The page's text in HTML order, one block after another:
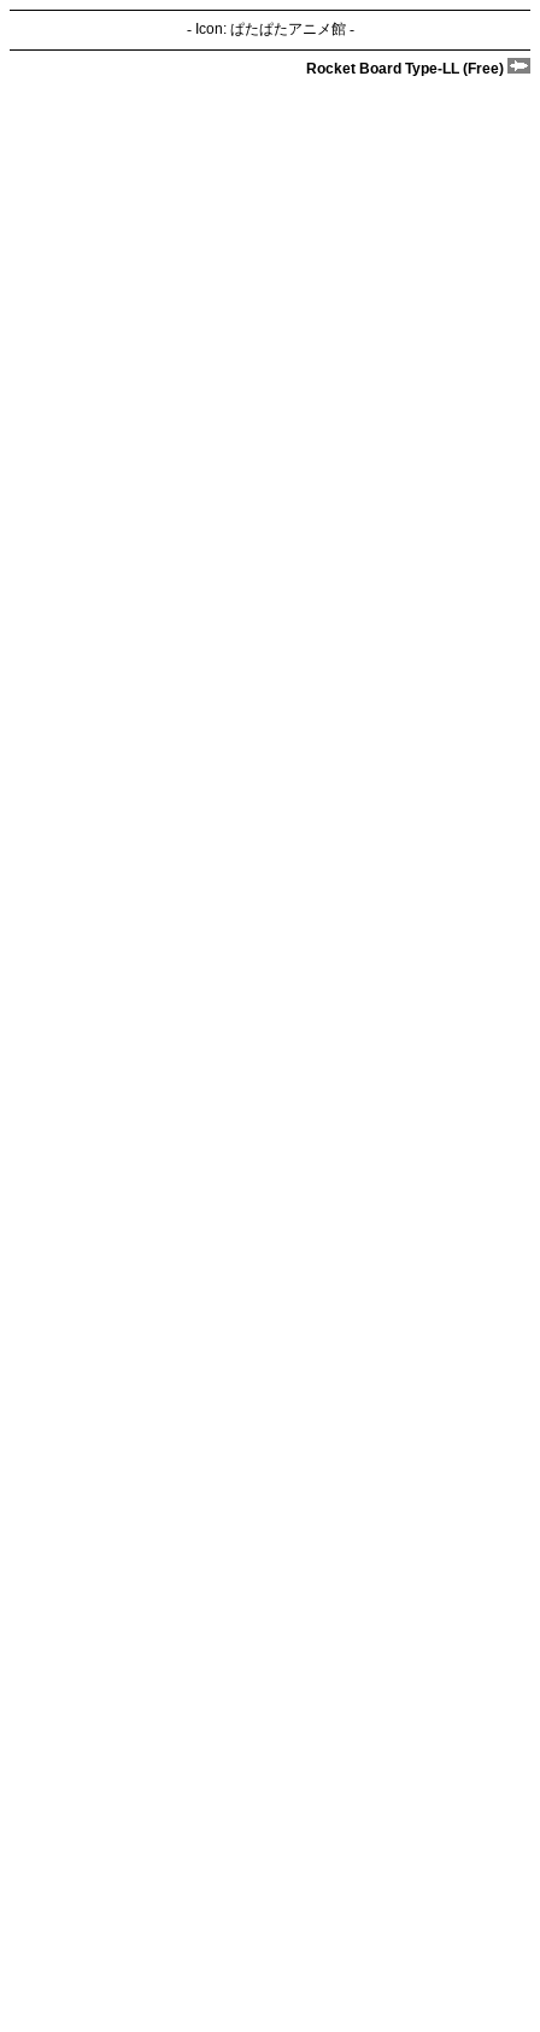
- Icon: ぱたぱたアニメ館-
Rocket Board Type-LL (Free)